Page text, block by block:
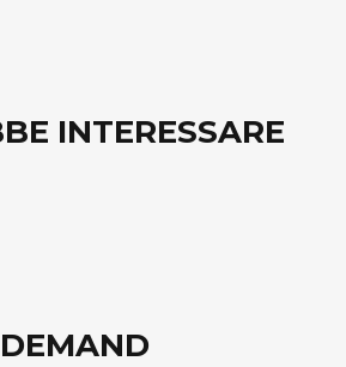
INTERESSARE